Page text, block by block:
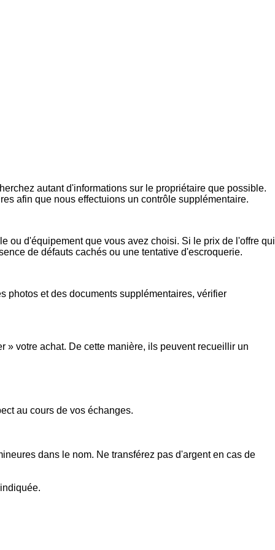
autant d'informations sur le propriétaire que possible.
afin que nous effectuions un contrôle supplémentaire.
ou d'équipement que vous avez choisi. Si le prix de l'offre qui
de défauts cachés ou une tentative d'escroquerie.
photos et des documents supplémentaires, vérifier
votre achat. De cette manière, ils peuvent recueillir un
au cours de vos échanges.
dans le nom. Ne transférez pas d'argent en cas de